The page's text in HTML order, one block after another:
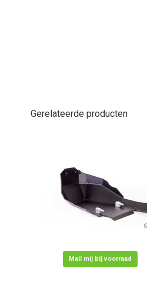
Gerelateerde producten
Mail mij bij voorraad